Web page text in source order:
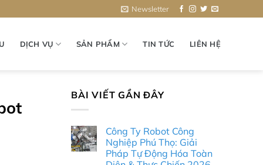
Newsletter
DỊCH VỤ SẢN PHẨM TIN TỨC LIÊN HỆ
BÀI VIẾT GẦN ĐÂY
Công Ty Robot Công
Nghiệp Phú Thọ: Giải
Pháp Tự Động Hóa Toàn